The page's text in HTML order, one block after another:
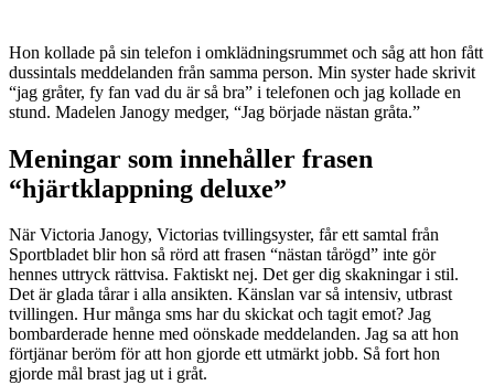
Hon kollade på sin telefon i omklädningsrummet och såg att hon fått
dussintals meddelanden från samma person. Min syster hade skrivit
“jag gråter, fy fan vad du är så bra” i telefonen och jag kollade en
stund. Madelen Janogy medger, “Jag började nästan gråta.”
Meningar som innehåller frasen
“hjärtklappning deluxe”
När Victoria Janogy, Victorias tvillingsyster, får ett samtal från
Sportbladet blir hon så rörd att frasen “nästan tårögd” inte gör
hennes uttryck rättvisa. Faktiskt nej. Det ger dig skakningar i stil.
Det är glada tårar i alla ansikten. Känslan var så intensiv, utbrast
tvillingen. Hur många sms har du skickat och tagit emot? Jag
bombarderade henne med oönskade meddelanden. Jag sa att hon
förtjänar beröm för att hon gjorde ett utmärkt jobb. Så fort hon
gjorde mål brast jag ut i gråt.